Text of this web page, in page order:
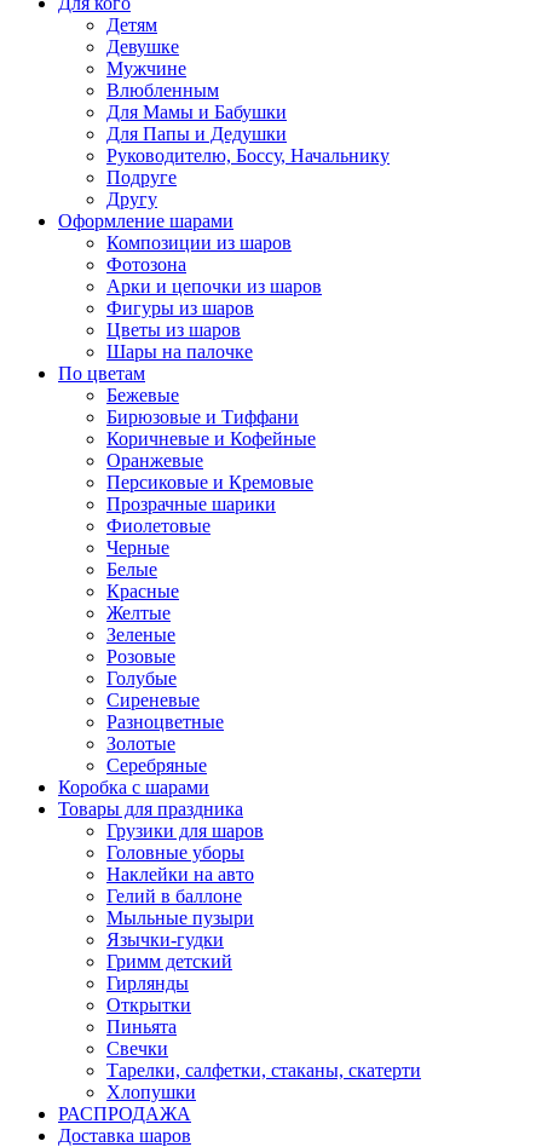
Детям
Девушке
Мужчине
Влюбленным
Для Мамы и Бабушки
Для Папы и Дедушки
Руководителю, Боссу, Начальнику
Подруге
Другу
Оформление шарами
Композиции из шаров
Фотозона
Арки и цепочки из шаров
Фигуры из шаров
Цветы из шаров
Шары на палочке
По цветам
Бежевые
Бирюзовые и Тиффани
Коричневые и Кофейные
Оранжевые
Персиковые и Кремовые
Прозрачные шарики
Фиолетовые
Черные
Белые
Красные
Желтые
Зеленые
Розовые
Голубые
Сиреневые
Разноцветные
Золотые
Серебряные
Коробка с шарами
Товары для праздника
Грузики для шаров
Головные уборы
Наклейки на авто
Гелий в баллоне
Мыльные пузыри
Язычки-гудки
Гримм детский
Гирлянды
Открытки
Пиньята
Свечки
Тарелки, салфетки, стаканы, скатерти
Хлопушки
РАСПРОДАЖА
Доставка шаров